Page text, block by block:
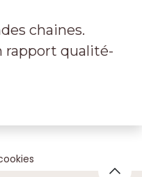
chaines.
rapport qualité-